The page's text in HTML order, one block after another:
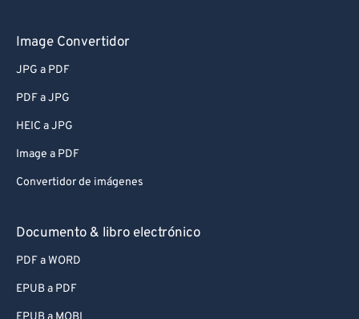
Image Convertidor
JPG a PDF
PDF a JPG
HEIC a JPG
Image a PDF
Convertidor de imágenes
Documento & libro electrónico
PDF a WORD
EPUB a PDF